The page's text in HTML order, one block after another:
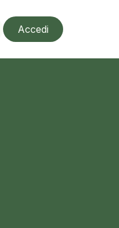
Accedi